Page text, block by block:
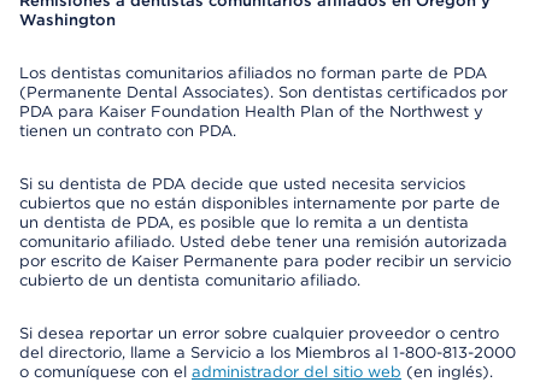
Washington
Los dentistas comunitarios afiliados no forman parte de PDA
(Permanente Dental Associates). Son dentistas certificados por
PDA para Kaiser Foundation Health Plan of the Northwest y
tienen un contrato con PDA.
Si su dentista de PDA decide que usted necesita servicios
cubiertos que no están disponibles internamente por parte de
un dentista de PDA, es posible que lo remita a un dentista
comunitario afiliado. Usted debe tener una remisión autorizada
por escrito de Kaiser Permanente para poder recibir un servicio
cubierto de un dentista comunitario afiliado.
Si desea reportar un error sobre cualquier proveedor o centro
del directorio, llame a Servicio a los Miembros al 1-800-813-2000
o comuníquese con el administrador del sitio web (en inglés).